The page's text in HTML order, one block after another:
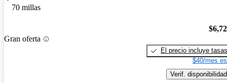
70 millas
Gran oferta
El precio incluye tasas
$40/mes
Verif. disponibilidad